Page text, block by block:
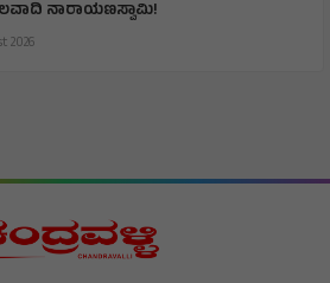
ನಾರಾಯಣಸ್ವಾಮಿ!
2026